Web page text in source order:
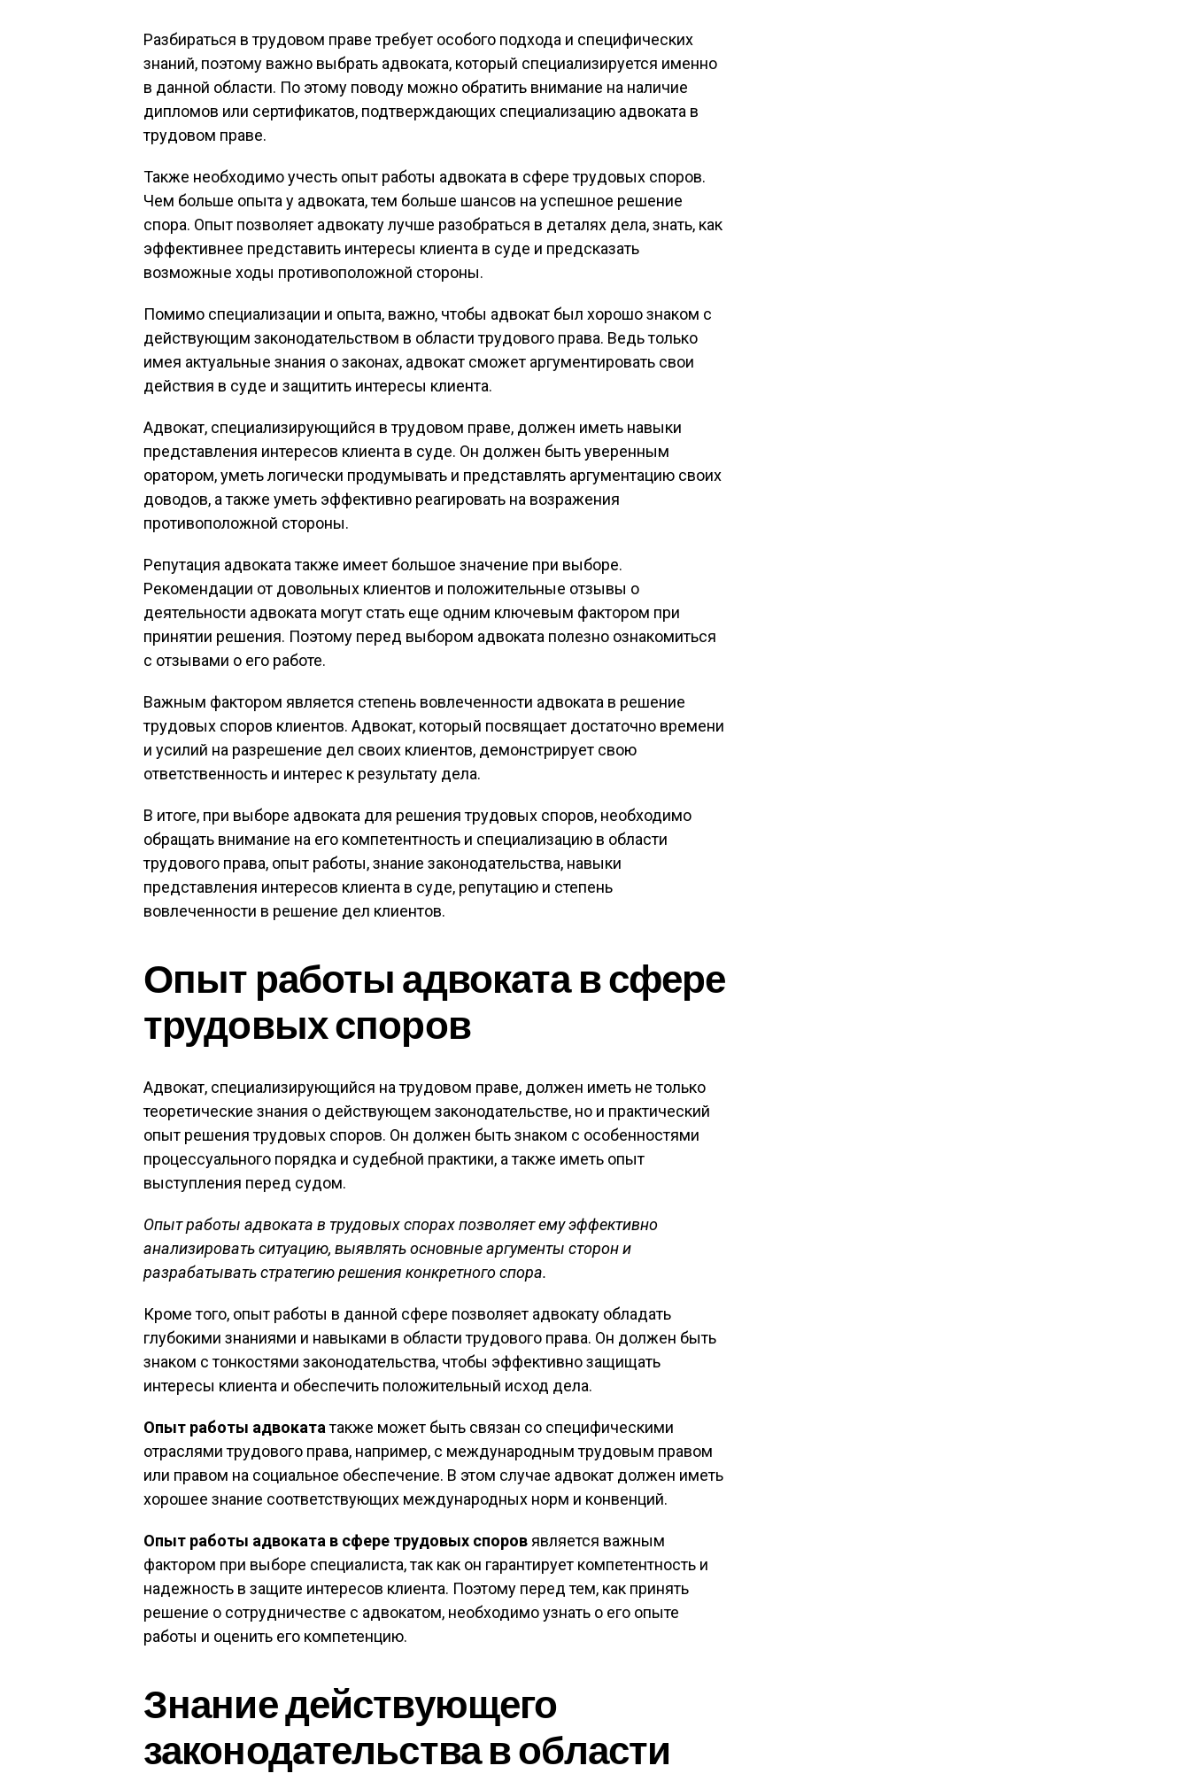
Разбираться в трудовом праве требует особого подхода и специфических
знаний, поэтому важно выбрать адвоката, который специализируется именно
в данной области. По этому поводу можно обратить внимание на наличие
дипломов или сертификатов, подтверждающих специализацию адвоката в
трудовом праве.
Также необходимо учесть опыт работы адвоката в сфере трудовых споров.
Чем больше опыта у адвоката, тем больше шансов на успешное решение
спора. Опыт позволяет адвокату лучше разобраться в деталях дела, знать, как
эффективнее представить интересы клиента в суде и предсказать
возможные ходы противоположной стороны.
Помимо специализации и опыта, важно, чтобы адвокат был хорошо знаком с
действующим законодательством в области трудового права. Ведь только
имея актуальные знания о законах, адвокат сможет аргументировать свои
действия в суде и защитить интересы клиента.
Адвокат, специализирующийся в трудовом праве, должен иметь навыки
представления интересов клиента в суде. Он должен быть уверенным
оратором, уметь логически продумывать и представлять аргументацию своих
доводов, а также уметь эффективно реагировать на возражения
противоположной стороны.
Репутация адвоката также имеет большое значение при выборе.
Рекомендации от довольных клиентов и положительные отзывы о
деятельности адвоката могут стать еще одним ключевым фактором при
принятии решения. Поэтому перед выбором адвоката полезно ознакомиться
с отзывами о его работе.
Важным фактором является степень вовлеченности адвоката в решение
трудовых споров клиентов. Адвокат, который посвящает достаточно времени
и усилий на разрешение дел своих клиентов, демонстрирует свою
ответственность и интерес к результату дела.
В итоге, при выборе адвоката для решения трудовых споров, необходимо
обращать внимание на его компетентность и специализацию в области
трудового права, опыт работы, знание законодательства, навыки
представления интересов клиента в суде, репутацию и степень
вовлеченности в решение дел клиентов.
Опыт работы адвоката в сфере
трудовых споров
Адвокат, специализирующийся на трудовом праве, должен иметь не только
теоретические знания о действующем законодательстве, но и практический
опыт решения трудовых споров. Он должен быть знаком с особенностями
процессуального порядка и судебной практики, а также иметь опыт
выступления перед судом.
Опыт работы адвоката в трудовых спорах позволяет ему эффективно
анализировать ситуацию, выявлять основные аргументы сторон и
разрабатывать стратегию решения конкретного спора.
Кроме того, опыт работы в данной сфере позволяет адвокату обладать
глубокими знаниями и навыками в области трудового права. Он должен быть
знаком с тонкостями законодательства, чтобы эффективно защищать
интересы клиента и обеспечить положительный исход дела.
Опыт работы адвокататакже может быть связан со специфическими
отраслями трудового права, например, с международным трудовым правом
или правом на социальное обеспечение. В этом случае адвокат должен иметь
хорошее знание соответствующих международных норм и конвенций.
Опыт работы адвоката в сфере трудовых споров является важным
фактором при выборе специалиста, так как он гарантирует компетентность и
надежность в защите интересов клиента. Поэтому перед тем, как принять
решение о сотрудничестве с адвокатом, необходимо узнать о его опыте
работы и оценить его компетенцию.
Знание действующего
законодательства в области